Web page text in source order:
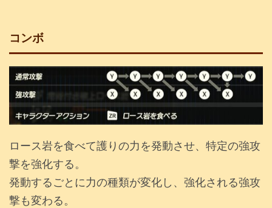
コンボ
ロース岩を食べて護りの力を発動させ、特定の強攻
撃を強化する。
発動するごとに力の種類が変化し、強化される強攻
撃も変わる。